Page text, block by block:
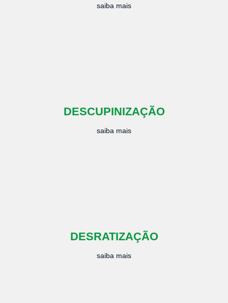
saiba mais
DESCUPINIZAÇÃO
saiba mais
DESRATIZAÇÃO
saiba mais